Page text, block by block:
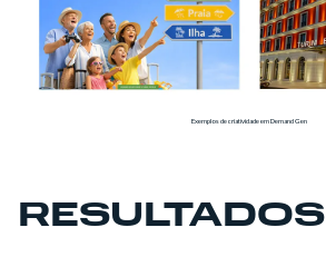
Exemplos de criatividade em Demand Gen
RESULTADOS